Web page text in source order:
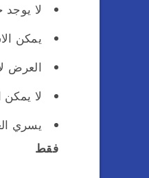
لا
يمكن
العرض
لا
يسري
فقط